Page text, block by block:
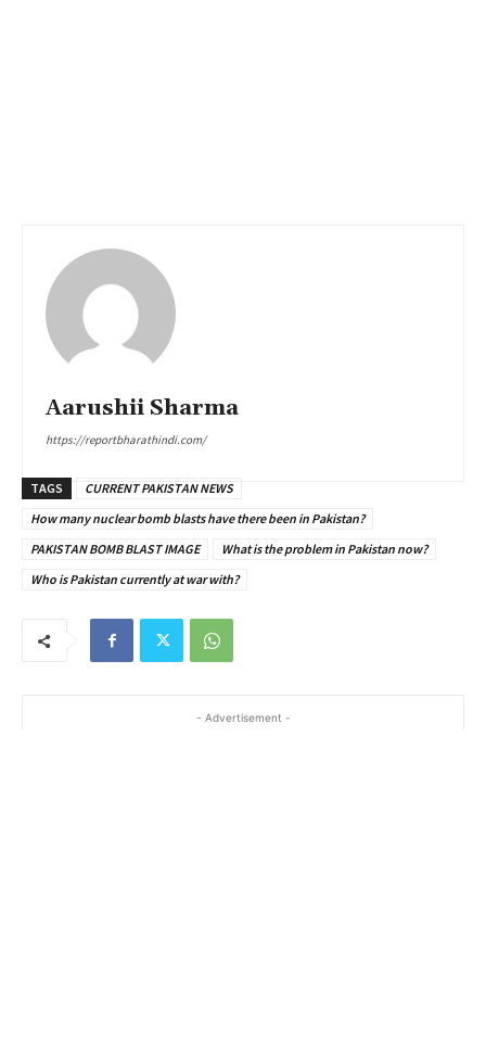
Aarushii Sharma
https://reportbharathindi.com/
TAGS
CURRENT PAKISTAN NEWS
How many nuclear bomb blasts have there been in Pakistan?
PAKISTAN BOMB BLAST IMAGE
What is the problem in Pakistan now?
Who is Pakistan currently at war with?
- Advertisement -